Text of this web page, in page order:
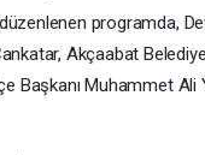
programda,
Akçaabat
Başkanı Muhammet